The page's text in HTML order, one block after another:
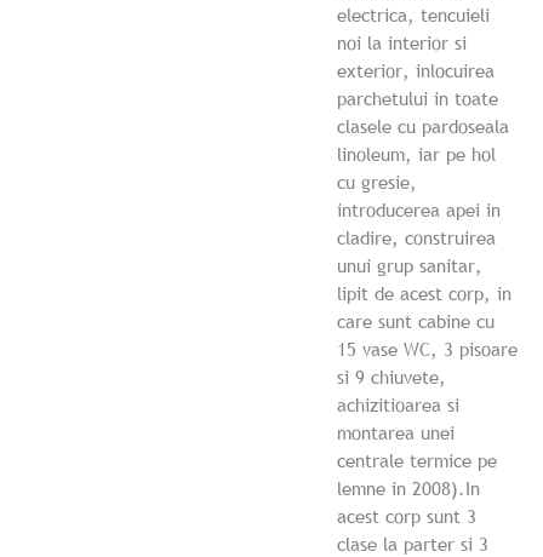
electrica, tencuieli
noi la interior si
exterior, inlocuirea
parchetului in toate
clasele cu pardoseala
linoleum, iar pe hol
cu gresie,
introducerea apei in
cladire, construirea
unui grup sanitar,
lipit de acest corp, in
care sunt cabine cu
15 vase WC, 3 pisoare
si 9 chiuvete,
achizitioarea si
montarea unei
centrale termice pe
lemne in 2008).In
acest corp sunt 3
clase la parter si 3